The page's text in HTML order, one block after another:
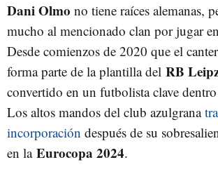
Dani Olmo no tiene raíces alemanas,
mucho al mencionado clan por jugar
Desde comienzos de 2020 que el
forma parte de la plantilla del RB
convertido en un futbolista clave
Los altos mandos del club azulgrana
incorporación después de su
en la Eurocopa 2024.